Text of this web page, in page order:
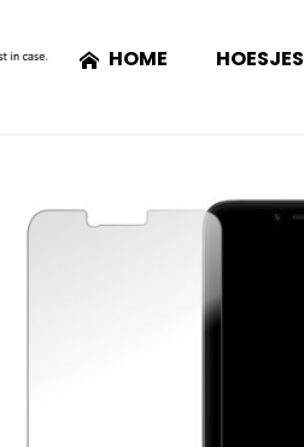
HOME HOESJES